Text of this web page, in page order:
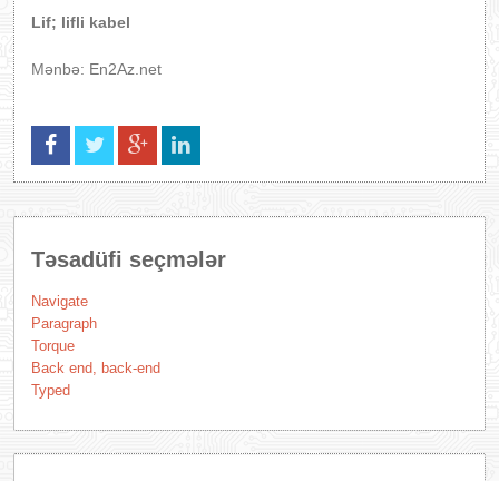
Lif; lifli kabel
Mənbə: En2Az.net
Təsadüfi seçmələr
Navigate
Paragraph
Torque
Back end, back-end
Typed